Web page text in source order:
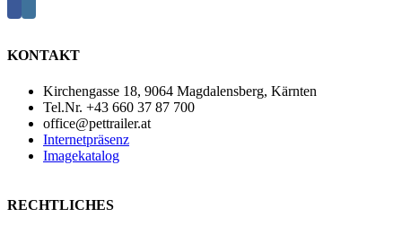
KONTAKT
Kirchengasse 18, 9064 Magdalensberg, Kärnten
Tel.Nr. +43 660 37 87 700
office@pettrailer.at
Internetpräsenz
Imagekatalog
RECHTLICHES